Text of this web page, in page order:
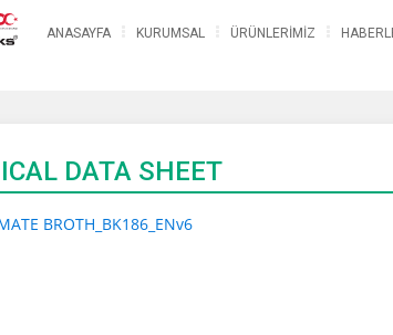
ANASAYFA KURUMSAL ÜRÜNLERİMİZ
DATA SHEET
BROTH_BK186_ENv6